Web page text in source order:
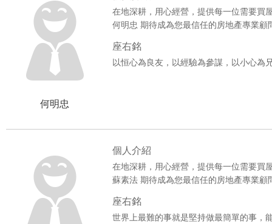
***賀成交***小坪國小△窗農地送鐵
***賀成交***大麗城溫馨2房平車
***賀成交***【九如陽明商圈】公寓
***賀成交***斗南合總君悅8樓
在地深耕，用心經營，提供每一位需要買
何明忠 期待成為您最信任的房地產專業顧
座右銘
以恒心為良友，以經驗為參謀，以小心為
何明忠
個人介紹
在地深耕，用心經營，提供每一位需要買
蘇素法 期待成為您最信任的房地產專業顧
座右銘
世界上最難的事就是堅持做最簡單的事，